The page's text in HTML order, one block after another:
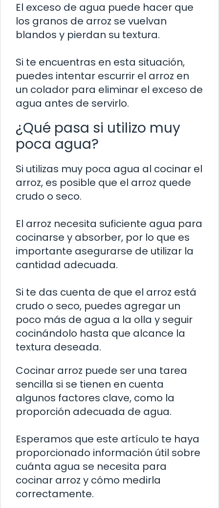
El exceso de agua puede hacer que
los granos de arroz se vuelvan
blandos y pierdan su textura.
Si te encuentras en esta situación,
puedes intentar escurrir el arroz en
un colador para eliminar el exceso de
agua antes de servirlo.
¿Qué pasa si utilizo muy
poca agua?
Si utilizas muy poca agua al cocinar el
arroz, es posible que el arroz quede
crudo o seco.
El arroz necesita suficiente agua para
cocinarse y absorber, por lo que es
importante asegurarse de utilizar la
cantidad adecuada.
Si te das cuenta de que el arroz está
crudo o seco, puedes agregar un
poco más de agua a la olla y seguir
cocinándolo hasta que alcance la
textura deseada.
Cocinar arroz puede ser una tarea
sencilla si se tienen en cuenta
algunos factores clave, como la
proporción adecuada de agua.
Esperamos que este artículo te haya
proporcionado información útil sobre
cuánta agua se necesita para
cocinar arroz y cómo medirla
correctamente.